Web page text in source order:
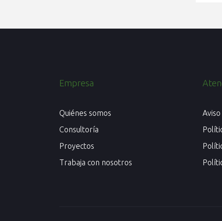
Empresa
Quiénes somos
Consultoría
Proyectos
Trabaja con nosotros